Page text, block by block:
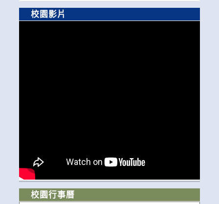
校園影片
校園行事曆